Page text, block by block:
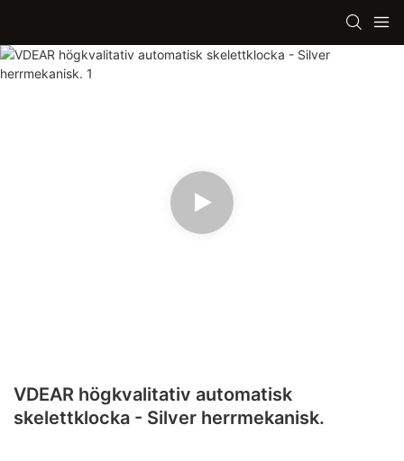
VDEAR högkvalitativ automatisk
skelettklocka - Silver herrmekanisk.